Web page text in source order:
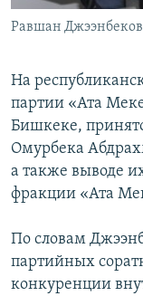
Равшан
На
партии «Ата
Бишкеке,
Омурбека
а также выводе
фракции «Ата
По словам
партийных
конкуренции